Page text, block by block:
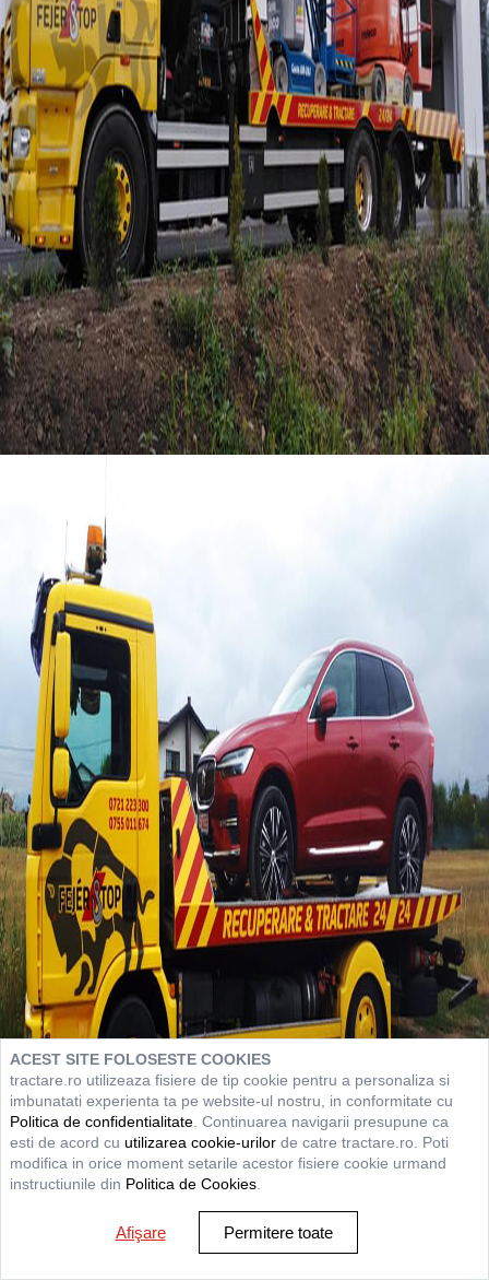
ACEST SITE FOLOSESTE COOKIES
tractare.ro utilizeaza fisiere de tip cookie pentru a personaliza si
imbunatati experienta ta pe website-ul nostru, in conformitate cu
Politica de confidentialitate . Continuarea navigarii presupune ca
esti de acord cu utilizarea cookie-urilor de catre tractare.ro. Poti
modifica in orice moment setarile acestor fisiere cookie urmand
instructiunile din Politica de Cookies
Afişare Permitere toate